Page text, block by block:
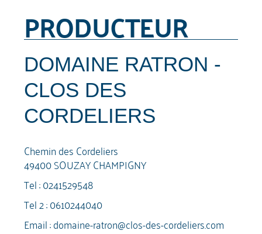
PRODUCTEUR
DOMAINE RATRON -
CLOS DES
CORDELIERS
Chemin des Cordeliers
49400 SOUZAY CHAMPIGNY
Tel :0241529548
Tel 2 :0610244040
Email :domaine-ratron@clos-des-cordeliers.com